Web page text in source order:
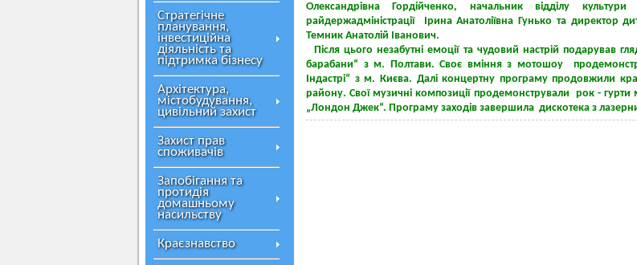
Стратегічне
планування,
інвестиційна
діяльність та
підтримка бізнесу
Архітектура,
містобудування,
цивільний захист
Захист прав
споживачів
Запобігання та
протидія
домашньому
насильству
Краєзнавство
Олександрівна Гордійченко, начальник відділу
райдержадміністрації Ірина Анатоліївна Гунько та директор
Темник Анатолій Іванович.
Після цього незабутні емоції та чудовий настрій подарував
барабани“ з м. Полтави. Своє вміння з мотошоу
Індастрі“ з м. Києва. Далі концертну програму продовжили
району. Свої музичні композиції продемонстрували рок - гурти
„Лондон Джек“. Програму заходів завершила дискотека з